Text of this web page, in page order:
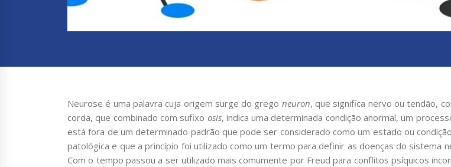
Neurose é uma palavra cuja origem surge do grego neuron, que significa nervo ou tendão,
corda, que combinado com sufixo osis, indica uma determinada condição anormal, um
está fora de um determinado padrão que pode ser considerado como um estado ou condição
patológica e que a princípio foi utilizado como um termo para definir as doenças do sistema
Com o tempo passou a ser utilizado mais comumente por Freud para conflitos psíquicos